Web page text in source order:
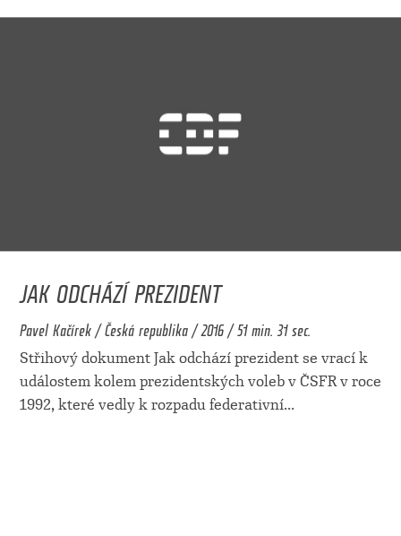
JAK ODCHÁZÍ PREZIDENT
Pavel Kačírek / Česká republika / 2016 / 51 min. 31 sec.
Střihový dokument Jak odchází prezident se vrací k
událostem kolem prezidentských voleb v ČSFR v roce
1992, které vedly k rozpadu federativní...